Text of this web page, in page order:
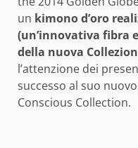
un kimono d’oro
(un’innovativa fibra
della nuova
l’attenzione dei
successo al suo
Conscious Collection.